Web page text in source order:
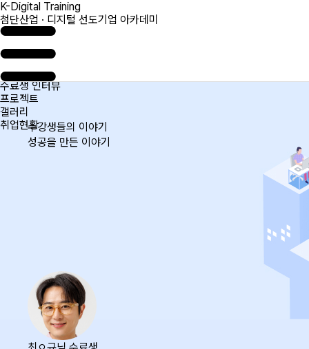
K-Digital Training
첨단산업 · 디지털 선도기업 아카데미
수료생 인터뷰
프로젝트
갤러리
취업현황수강생들의 이야기
성공을 만든 이야기